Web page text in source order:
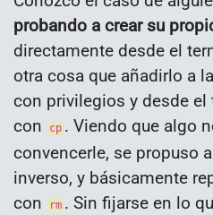
probando a crear su
directamente desde el
otra cosa que añadirlo a
con privilegios y desde
con
cp . Viendo que algo
convencerle, se propuso
inverso, y básicamente
con
rm . Sin fijarse en lo